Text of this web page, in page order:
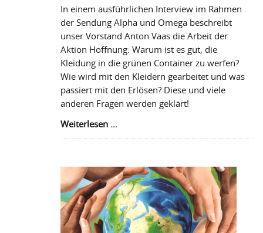
In einem ausführlichen Interview im Rahmen
der Sendung Alpha und Omega beschreibt
unser Vorstand Anton Vaas die Arbeit der
Aktion Hoffnung: Warum ist es gut, die
Kleidung in die grünen Container zu werfen?
Wie wird mit den Kleidern gearbeitet und was
passiert mit den Erlösen? Diese und viele
anderen Fragen werden geklärt!
Weiterlesen …
geben